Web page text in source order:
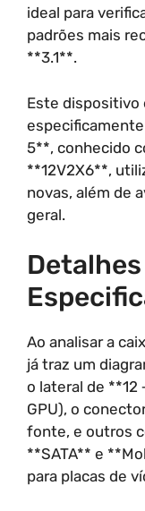
ideal para
padrões mais
**3.1**.
Este dispositivo
5**, conhecido
**12V2X6**,
novas, além de
geral.
Ao analisar a
já traz um
o lateral de **12
GPU), o
fonte, e outros
**SATA** e
para placas de